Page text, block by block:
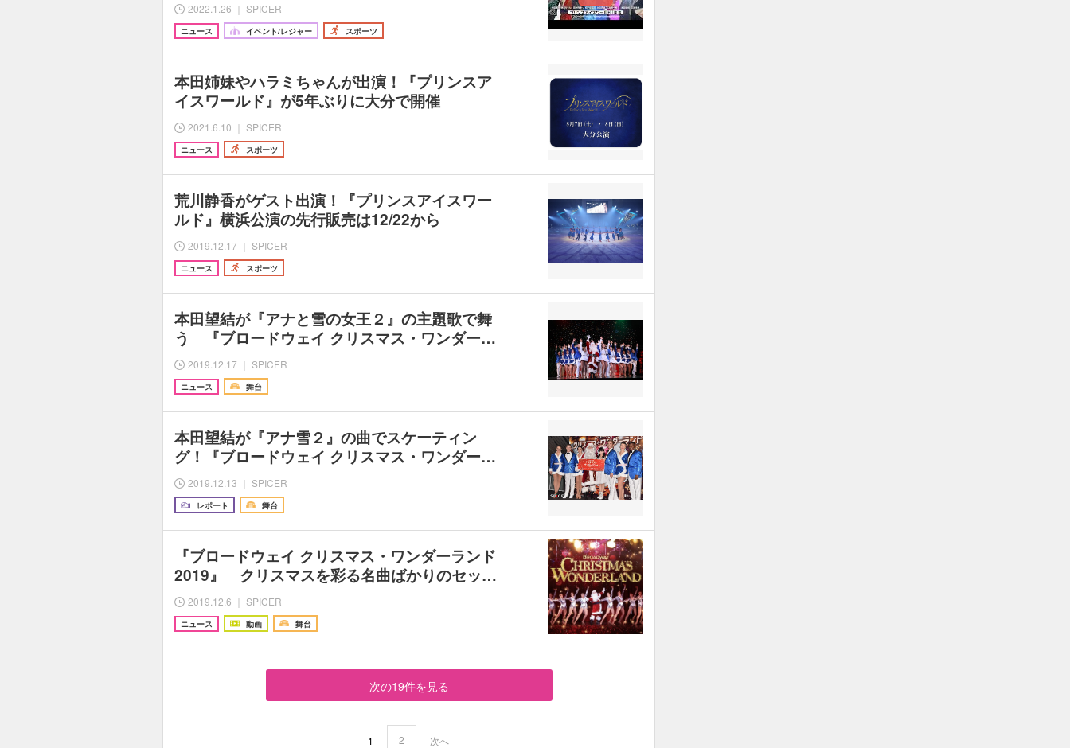
2022.1.26 ｜ SPICER
ニュース イベント/レジャー スポーツ
本田姉妹やハラミちゃんが出演！『プリンスア
イスワールド』が5年ぶりに大分で開催
2021.6.10 ｜ SPICER
ニュース スポーツ
荒川静香がゲスト出演！『プリンスアイスワー
ルド』横浜公演の先行販売は12/22から
2019.12.17 ｜ SPICER
ニュース スポーツ
本田望結が『アナと雪の女王２』の主題歌で舞
う 『ブロードウェイ クリスマス・ワンダー…
2019.12.17 ｜ SPICER
ニュース 舞台
本田望結が『アナ雪２』の曲でスケーティン
グ！『ブロードウェイ クリスマス・ワンダー…
2019.12.13 ｜ SPICER
レポート 舞台
『ブロードウェイ クリスマス・ワンダーランド
2019』 クリスマスを彩る名曲ばかりのセッ…
2019.12.6 ｜ SPICER
ニュース 動画 舞台
次の19件を見る
1 2 次へ